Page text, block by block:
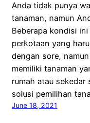
Anda tidak punya
tanaman, namun
Beberapa kondisi
perkotaan yang
dengan sore,
memiliki tanaman
rumah atau
solusi pemilihan
June 18, 2021